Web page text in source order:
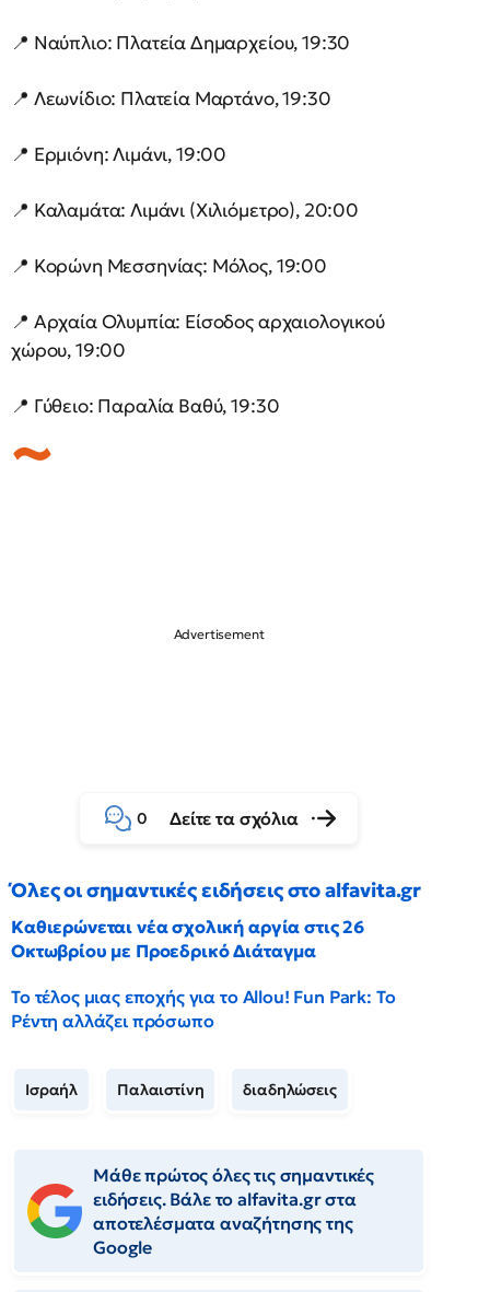
📍 Ναύπλιο: Πλατεία Δημαρχείου, 19:30
📍 Λεωνίδιο: Πλατεία Μαρτάνο, 19:30
📍 Ερμιόνη: Λιμάνι, 19:00
📍 Καλαμάτα: Λιμάνι (Χιλιόμετρο), 20:00
📍 Κορώνη Μεσσηνίας: Μόλος, 19:00
📍 Αρχαία Ολυμπία: Είσοδος αρχαιολογικού
χώρου, 19:00
📍 Γύθειο: Παραλία Βαθύ, 19:30
0 Δείτε τα σχόλια
Όλες οι σημαντικές ειδήσεις στο alfavita.gr
Καθιερώνεται νέα σχολική αργία στις 26
Οκτωβρίου με Προεδρικό Διάταγμα
Το τέλος μιας εποχής για το Allou! Fun Park: Το
Ρέντη αλλάζει πρόσωπο
Ισραήλ Παλαιστίνη διαδηλώσεις
Μάθε πρώτος όλες τις σημαντικές
ειδήσεις. Βάλε το alfavita.gr στα
αποτελέσματα αναζήτησης της
Google